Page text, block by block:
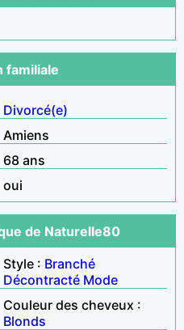
familiale
Divorcé(e)
Amiens
68 ans
oui
de Naturelle80
Style : Branché
Décontracté Mode
Couleur des cheveux :
Blonds